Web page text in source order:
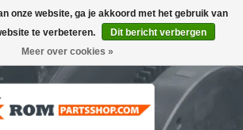
onze website, ga je akkoord met het gebruik van
te verbeteren.
Dit bericht verbergen
Meer over cookies »